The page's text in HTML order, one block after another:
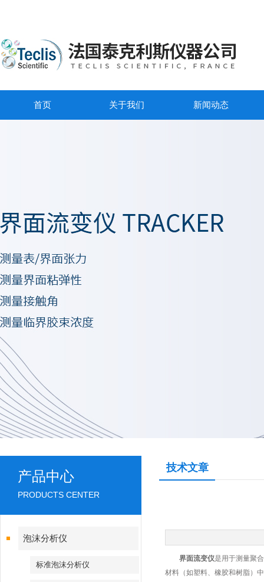
首页 关于我们 新闻动态
产品中心
PRODUCTS CENTER
泡沫分析仪
标准泡沫分析仪
技术文章
界面流变仪是用于测量聚
材料（如塑料、橡胶和树脂）